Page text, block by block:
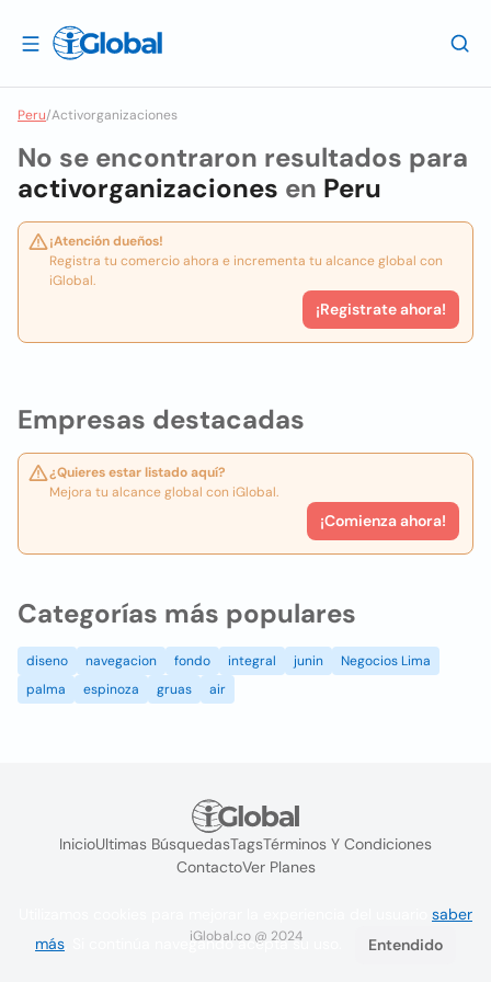
Peru/Activorganizaciones
Empresas destacadas
¿Quieres estar listado aquí?
Mejora tu alcance global con iGlobal.
¡Comienza ahora!
No se encontraron resultados para
activorganizaciones en Peru
¡Atención dueños!
Registra tu comercio ahora e incrementa tu alcance global con
iGlobal.
¡Registrate ahora!
Categorías más populares
diseno navegacion fondo integral junin
Negocios Lima
palma
espinoza gruas air
InicioUltimas BúsquedasTagsTérminos Y Condiciones
ContactoVer Planes
iGlobal.co @ 2024
saber
más . Si continúa navegando acepta su uso. Entendido